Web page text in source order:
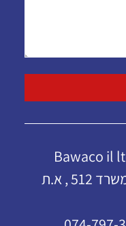
רחוב האורגים 35 קומה 5 משרד 512 , א.ת